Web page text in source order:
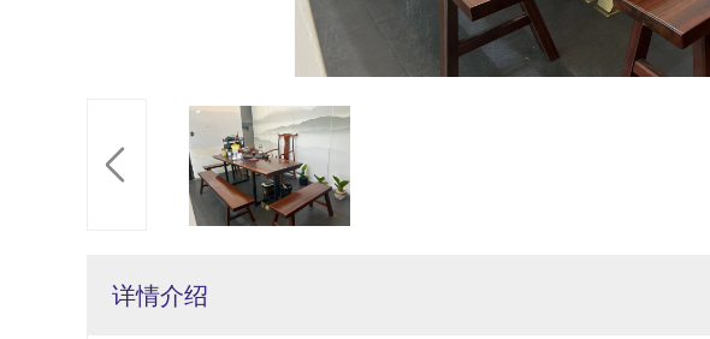
详情介绍